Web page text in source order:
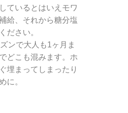
ているとはいえモワ
給、それから糖分塩
ださい。
ンで大人も1ヶ月ま
どこも混みます。ホ
埋まってしまったり
に。